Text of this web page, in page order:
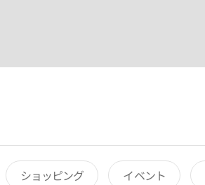
ショッピング イベント